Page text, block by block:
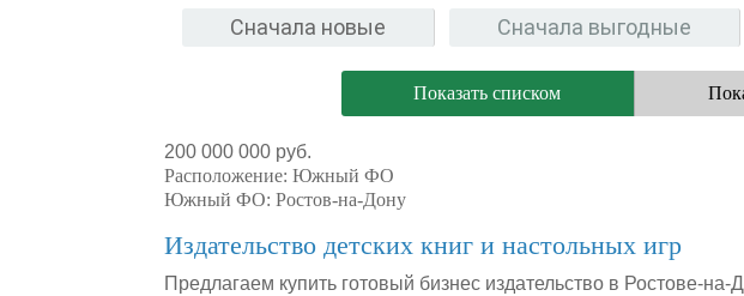
Сначала новые Сначала выгодные
Показать списком
200 000 000 руб.
Расположение: Южный ФО
Южный ФО: Ростов-на-Дону
Издательство детских книг и настольных игр
Предлагаем купить готовый бизнес издательство в Ростове-